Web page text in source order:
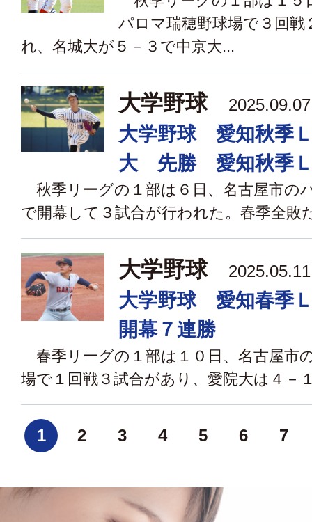
パロマ瑞穂野球場で３回戦
れ、名城大が５－３で中京大...
大学野球
大学野球 愛知秋季
大 先勝 愛知秋季
秋季リーグの１部は６日、名古屋市の
で開幕して３試合が行われた。春季全敗
大学野球
大学野球 愛知春
開幕７連勝
春季リーグの１部は１０日、名古屋市
場で１回戦３試合があり、愛院大は４－
1 2 3 4 5 6 7